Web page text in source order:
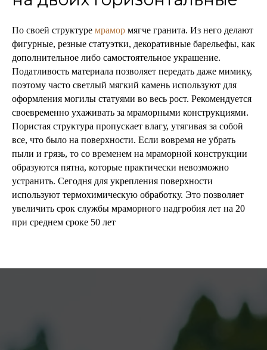
По своей структуре мрамор мягче гранита. Из него делают
фигурные, резные статуэтки, декоративные барельефы, как
дополнительное либо самостоятельное украшение.
Податливость материала позволяет передать даже мимику,
поэтому часто светлый мягкий камень используют для
оформления могилы статуями во весь рост. Рекомендуется
своевременно ухаживать за мраморными конструкциями.
Пористая структура пропускает влагу, утягивая за собой
все, что было на поверхности. Если вовремя не убрать
пыли и грязь, то со временем на мраморной конструкции
образуются пятна, которые практически невозможно
устранить. Сегодня для укрепления поверхности
используют термохимическую обработку. Это позволяет
увеличить срок службы мраморного надгробия лет на 20
при среднем сроке 50 лет